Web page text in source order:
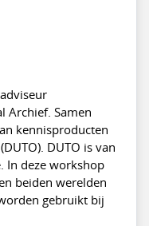
Archief. Samen
kennisproducten
DUTO is van
In deze workshop
beiden werelden
gebruikt bij